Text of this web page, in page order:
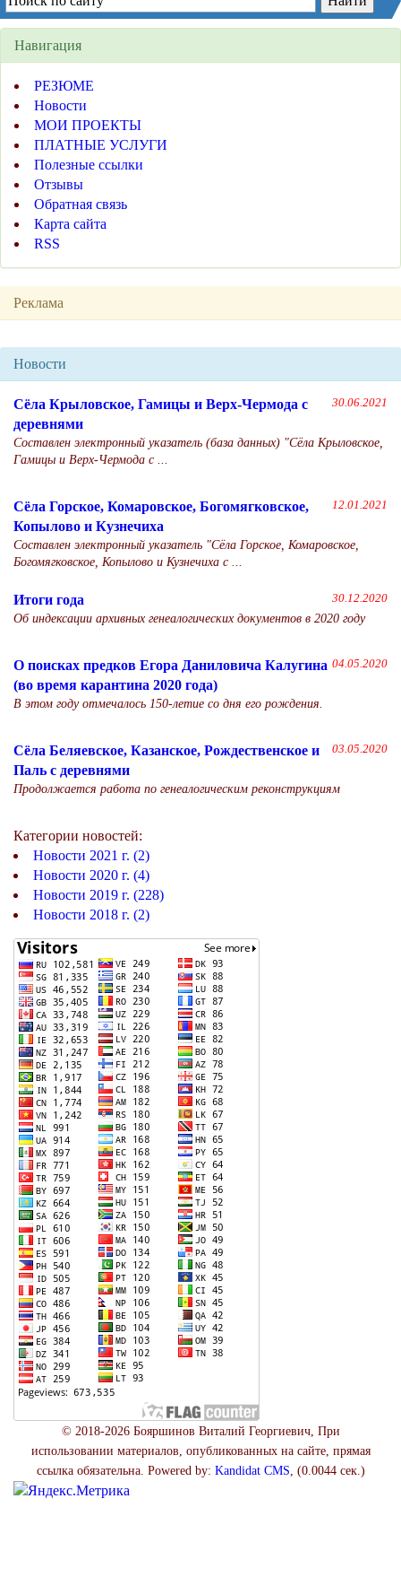
Навигация
РЕЗЮМЕ
Новости
МОИ ПРОЕКТЫ
ПЛАТНЫЕ УСЛУГИ
Полезные ссылки
Отзывы
Обратная связь
Карта сайта
RSS
Реклама
Новости
30.06.2021
Сёла Крыловское, Гамицы и Верх-Чермода с
деревнями
Составлен электронный указатель (база данных) "Сёла Крыловское,
Гамицы и Верх-Чермода с ...
12.01.2021
Сёла Горское, Комаровское, Богомягковское,
Копылово и Кузнечиха
Составлен электронный указатель "Сёла Горское, Комаровское,
Богомягковское, Копылово и Кузнечиха с ...
30.12.2020
Итоги года
Об индексации архивных генеалогических документов в 2020 году
04.05.2020
О поисках предков Егора Даниловича Калугина
(во время карантина 2020 года)
В этом году отмечалось 150-летие со дня его рождения.
03.05.2020
Сёла Беляевское, Казанское, Рождественское и
Паль с деревнями
Продолжается работа по генеалогическим реконструкциям
Категории новостей:
Новости 2021 г. (2)
Новости 2020 г. (4)
Новости 2019 г. (228)
Новости 2018 г. (2)
© 2018-2026 Бояршинов Виталий Георгиевич, При
использовании материалов, опубликованных на сайте, прямая
ссылка обязательна. Powered by: Kandidat CMS, (0.0044 сек.)